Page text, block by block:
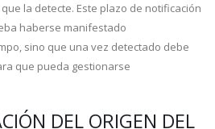
la detecte. Este plazo de notificación
haberse manifestado
sino que una vez detectado debe
que pueda gestionarse
DEL ORIGEN DEL